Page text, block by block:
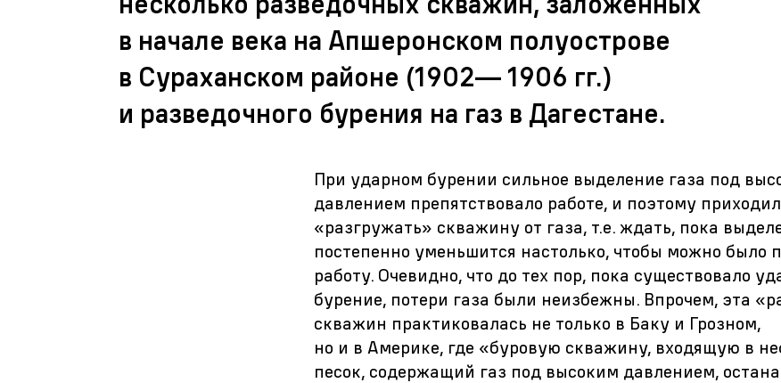
в начале века на Апшеронском полуострове
в Сураханском районе (1902— 1906 гг.)
и разведочного бурения на газ в Дагестане.
При ударном бурении сильное выделение газа под
давлением препятствовало работе, и поэтому
«разгружать» скважину от газа, т.е. ждать, пока
постепенно уменьшится настолько, чтобы можно было
работу. Очевидно, что до тех пор, пока существовало
бурение, потери газа были неизбежны. Впрочем, эта
скважин практиковалась не только в Баку и Грозном,
но и в Америке, где «буровую скважину, входящую в
песок, содержащий газ под высоким давлением,